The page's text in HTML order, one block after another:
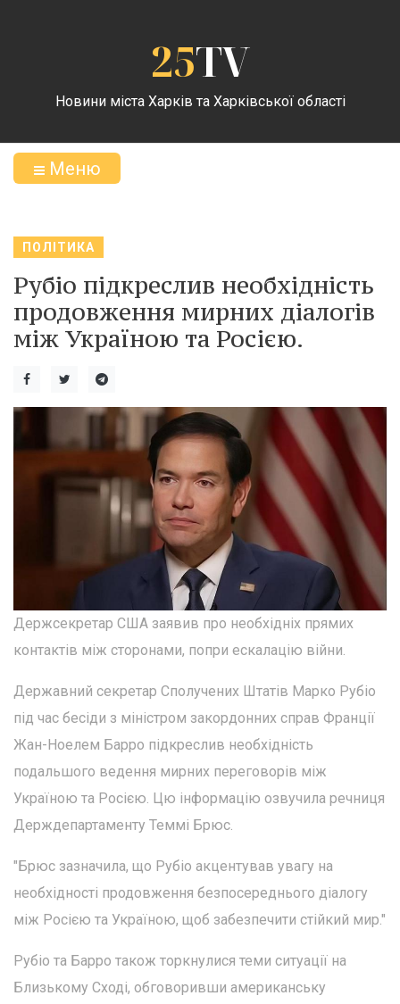
25TV
Новини міста Харків та Харківської області
Меню
ПОЛІТИКА
Рубіо підкреслив необхідність
продовження мирних діалогів
між Україною та Росією.
Держсекретар США заявив про необхідніх прямих
контактів між сторонами, попри ескалацію війни.
Державний секретар Сполучених Штатів Марко Рубіо
під час бесіди з міністром закордонних справ Франції
Жан-Ноелем Барро підкреслив необхідність
подальшого ведення мирних переговорів між
Україною та Росією. Цю інформацію озвучила речниця
Держдепартаменту Теммі Брюс.
"Брюс зазначила, що Рубіо акцентував увагу на
необхідності продовження безпосереднього діалогу
між Росією та Україною, щоб забезпечити стійкий мир."
Рубіо та Барро також торкнулися теми ситуації на
Близькому Сході, обговоривши американську